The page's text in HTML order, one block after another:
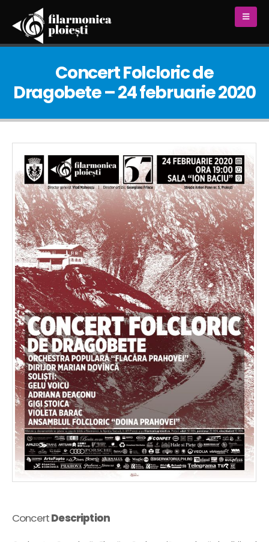
Concert Folcloric de
Dragobete – 24 februarie 2020
ConcertDescription